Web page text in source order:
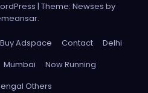
| Theme: Newses by
.
Buy Adspace Contact
Delhi
Mumbai
Now Running
Others